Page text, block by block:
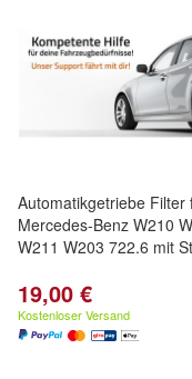
Automatikgetriebe Filter
Mercedes-Benz W210
W211 W203 722.6 mit
19,00 €
Kostenloser Versand